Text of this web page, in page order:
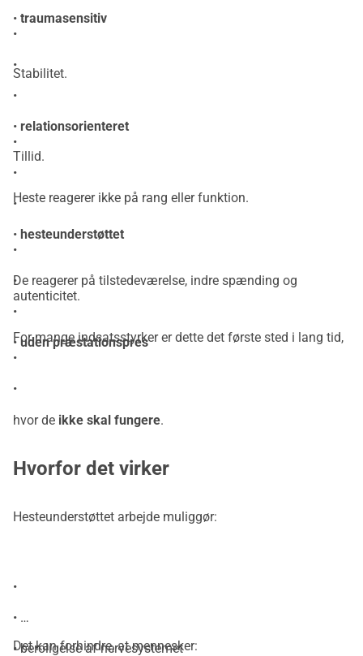
• traumasensitiv
•
•
•
• relationsorienteret
•
•
•
• hesteunderstøttet
•
•
•
•uden præstationspres
•
•
Stabilitet.
Tillid.
Heste reagerer ikke på rang eller funktion.
De reagerer på tilstedeværelse, indre spænding og
autenticitet.
For mange indsatsstyrker er dette det første sted i lang tid,
hvor de ikke skal fungere.
Hvorfor det virker
Hesteunderstøttet arbejde muliggør:
•
•
• beroligelse af nervesystemet
Det kan forhindre, at mennesker: